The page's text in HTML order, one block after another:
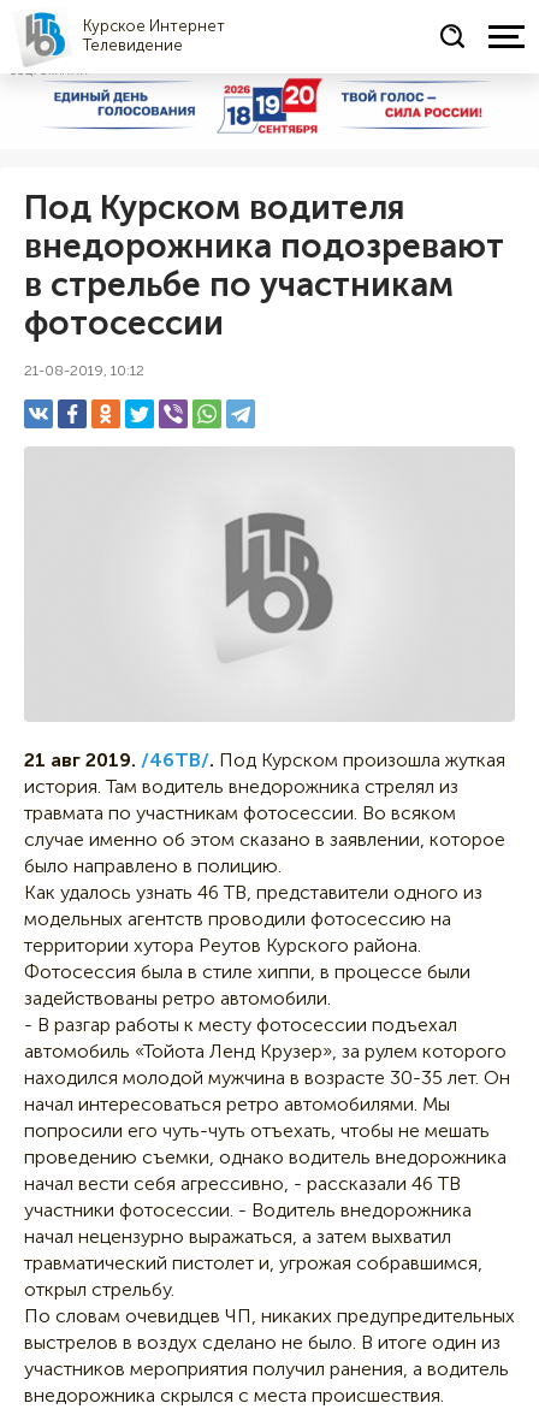
Курское Интернет
Телевидение
СОЦРЕКЛАМА
Под Курском водителя
внедорожника подозревают
в стрельбе по участникам
фотосессии
21-08-2019, 10:12
21 авг 2019. /46ТВ/. Под Курском произошла жуткая
история. Там водитель внедорожника стрелял из
травмата по участникам фотосессии. Во всяком
случае именно об этом сказано в заявлении, которое
было направлено в полицию.
Как удалось узнать 46 ТВ, представители одного из
модельных агентств проводили фотосессию на
территории хутора Реутов Курского района.
Фотосессия была в стиле хиппи, в процессе были
задействованы ретро автомобили.
- В разгар работы к месту фотосессии подъехал
автомобиль «Тойота Ленд Крузер», за рулем которого
находился молодой мужчина в возрасте 30-35 лет. Он
начал интересоваться ретро автомобилями. Мы
попросили его чуть-чуть отъехать, чтобы не мешать
проведению съемки, однако водитель внедорожника
начал вести себя агрессивно, - рассказали 46 ТВ
участники фотосессии. - Водитель внедорожника
начал нецензурно выражаться, а затем выхватил
травматический пистолет и, угрожая собравшимся,
открыл стрельбу.
По словам очевидцев ЧП, никаких предупредительных
выстрелов в воздух сделано не было. В итоге один из
участников мероприятия получил ранения, а водитель
внедорожника скрылся с места происшествия.